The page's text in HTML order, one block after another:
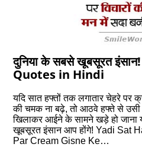
दुनिया के सबसे खूबसूरत
Quotes in Hindi
यदि सात हफ्तों तक लगातार चेहरे पर
की चमक ना बढ़े, तो आठवे हफ्ते से
खिलाकर आईने के सामने खड़े हो जाना
खूबसूरत इंसान आप होंगे! Yadi Sat
Par Cream Gisne Ke…